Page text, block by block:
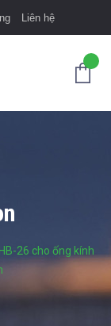
Liên hệ
26 cho ống kính